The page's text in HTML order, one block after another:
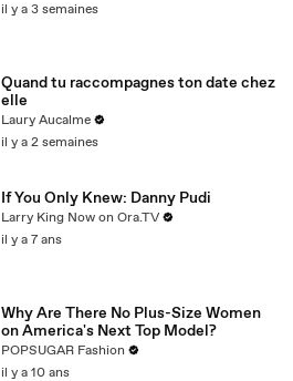
il y a 3 semaines
Quand tu raccompagnes ton date chez
elle
Laury Aucalme
il y a 2 semaines
If You Only Knew: Danny Pudi
Larry King Now on Ora.TV
il y a 7 ans
Why Are There No Plus-Size Women
on America's Next Top Model?
POPSUGAR Fashion
il y a 10 ans